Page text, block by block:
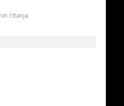
čitanja